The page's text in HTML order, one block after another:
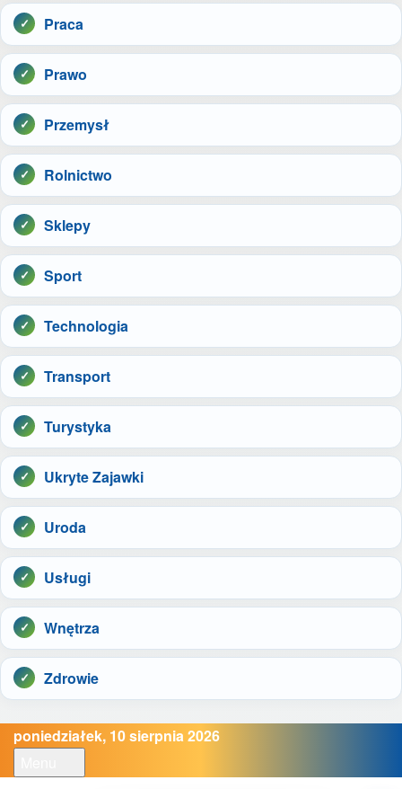
Praca
Prawo
Przemysł
Rolnictwo
Sklepy
Sport
Technologia
Transport
Turystyka
Ukryte Zajawki
Uroda
Usługi
Wnętrza
Zdrowie
poniedziałek, 10 sierpnia 2026